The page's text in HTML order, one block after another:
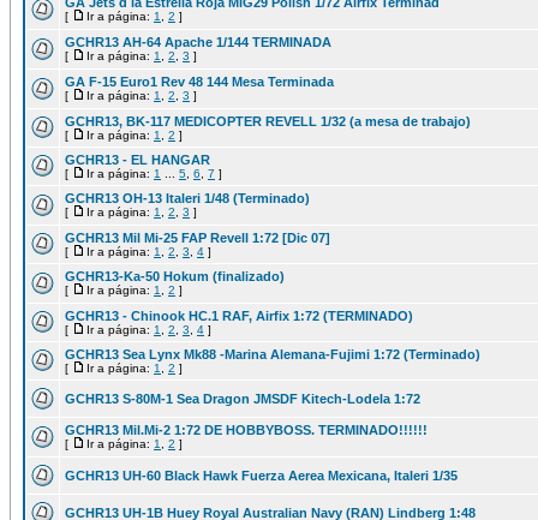
[ Ir a página: 1 2 ]
GCHR13 AH-64 Apache 1/144 TERMINADA
[ Ir a página: 1 2 3 ]
GA F-15 Euro1 Rev 48 144 Mesa Terminada
[ Ir a página: 1 2 3 ]
GCHR13, BK-117 MEDICOPTER REVELL 1/32 (a mesa de trabajo)
[ Ir a página: 1 2 ]
GCHR13 - EL HANGAR
[ Ir a página: 1 5 6 7 ]
GCHR13 OH-13 Italeri 1/48 (Terminado)
[ Ir a página: 1 2 3 ]
GCHR13 Mil Mi-25 FAP Revell 1:72 [Dic 07]
[ Ir a página: 1 2 3 4 ]
GCHR13-Ka-50 Hokum (finalizado)
[ Ir a página: 1 2 ]
GCHR13 - Chinook HC.1 RAF, Airfix 1:72 (TERMINADO)
[ Ir a página: 1 2 3 4 ]
GCHR13 Sea Lynx Mk88 -Marina Alemana-Fujimi 1:72 (Terminado)
[ Ir a página: 1 2 ]
GCHR13 S-80M-1 Sea Dragon JMSDF Kitech-Lodela 1:72
GCHR13 Mil.Mi-2 1:72 DE HOBBYBOSS. TERMINADO!!!!!!
[ Ir a página: 1 2 ]
GCHR13 UH-60 Black Hawk Fuerza Aerea Mexicana, Italeri 1/35
GCHR13 UH-1B Huey Royal Australian Navy (RAN) Lindberg 1:48